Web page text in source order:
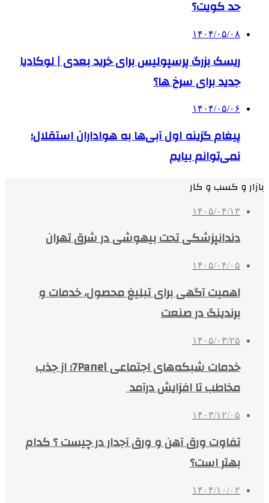
حد کویت؟
۱۴۰۴/۰۵/۰۸
ریسک بزرگ پرسپولیس برای خرید بعدی | لوکادیا
جدید برای سرخ ها؟
۱۴۰۴/۰۵/۰۶
پیغام گزینه اول آبی‌ها به هواداران استقلال؛‌
نمی‌توانم بیایم
بازار و کسب و کار
۱۴۰۵/۰۴/۱۳
دندانپزشکی تحت بیهوشی در شرق تهران
۱۴۰۵/۰۴/۰۵
اهمیت آگهی برای تبلیغ محصول، خدمات و
برندینگ در صنعت
۱۴۰۵/۰۳/۲۵
خدمات شبکه‌های اجتماعی 7Panel؛ از جذب
مخاطب تا افزایش درآمد
۱۴۰۳/۱۲/۰۵
تفاوت ورق آهن و ورق آجدار در چیست ؟ کدام
بهتر است؟
۱۴۰۴/۱۰/۰۲